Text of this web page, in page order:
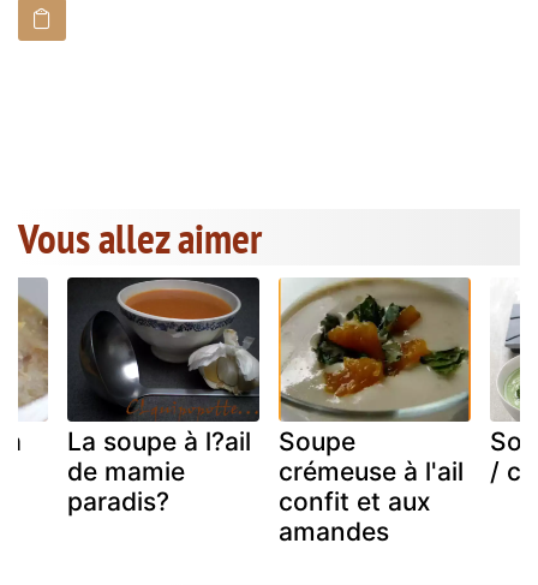
Vous allez aimer
à
La soupe à l?ail
de mamie
paradis?
Soupe
crémeuse à l'ail
confit et aux
amandes
/